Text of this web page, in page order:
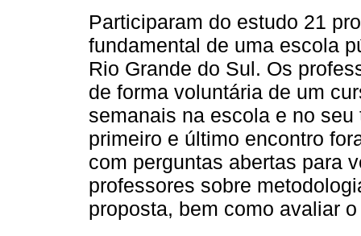
Participaram do estudo 21
fundamental de uma escola
Rio Grande do Sul. Os
de forma voluntária de um
semanais na escola e no
primeiro e último encontro
com perguntas abertas para
professores sobre
proposta, bem como avaliar